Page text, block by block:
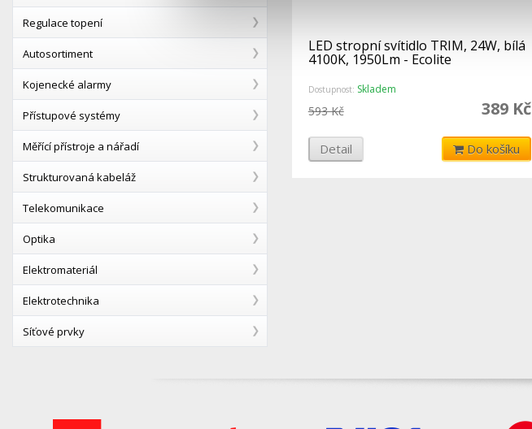
Regulace topení
Autosortiment
Kojenecké alarmy
Přístupové systémy
Měřící přístroje a nářadí
Strukturovaná kabeláž
Telekomunikace
Optika
Elektromateriál
Elektrotechnika
Síťové prvky
LED stropní svítidlo TRIM, 24W, bílá
4100K, 1950Lm - Ecolite
Dostupnost: Skladem
389 Kč
593 Kč
Detail Do košíku